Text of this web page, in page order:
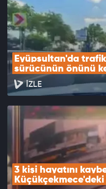
Eyüpsultan'da
sürücünün önünü
İZLE
3 kişi hayatını